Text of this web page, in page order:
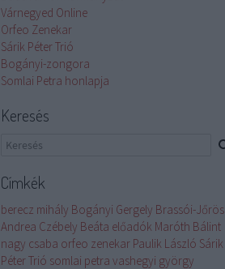
Várnegyed Online
Orfeo Zenekar
Sárik Péter Trió
Bogányi-zongora
Somlai Petra honlapja
Keresés
Címkék
berecz mihály Bogányi Gergely Brassói-Jőrös
Andrea Czébely Beáta előadók Maróth Bálint
nagy csaba orfeo zenekar Paulik László Sárik
Péter Trió somlai petra vashegyi györgy